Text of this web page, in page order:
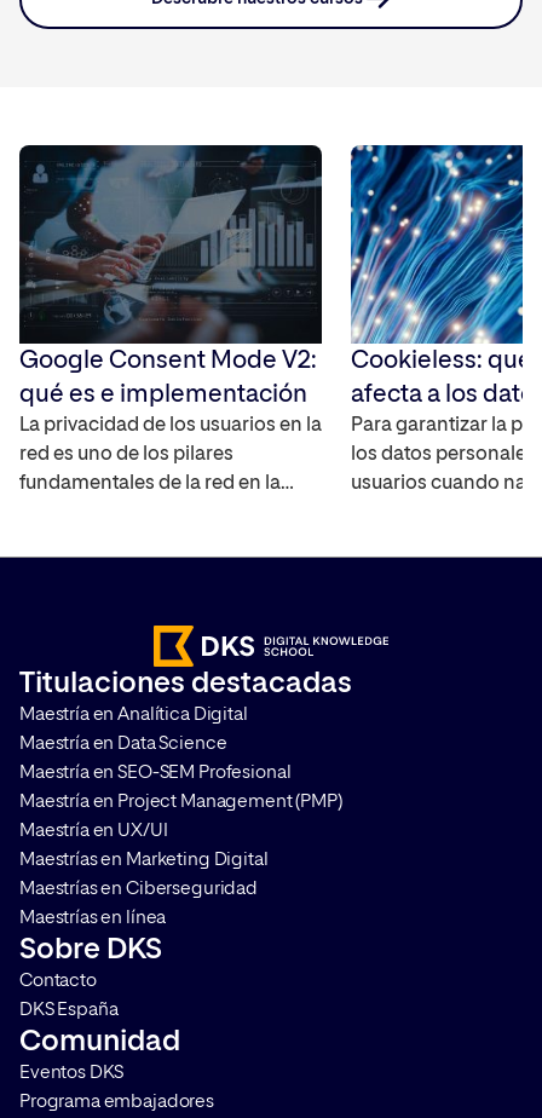
Google Consent Mode V2:
qué es e implementación
La privacidad de los usuarios en la
red es uno de los pilares
fundamentales de la red en la
sea imprescindible realizar una
correcta gestión del
consentimiento. Te contamos
qué es Google Consent Mode […]
Cookieless: qué
afecta a los
Para garantizar la
los datos personales
usuarios cuando
Titulaciones destacadas
Maestría en Analítica Digital
Maestría en Data Science
Maestría en SEO-SEM Profesional
Maestría en Project Management (PMP)
Maestría en UX/UI
Maestrías en Marketing Digital
Maestrías en Ciberseguridad
Maestrías en línea
Sobre DKS
Contacto
DKS España
Comunidad
Eventos DKS
Programa embajadores